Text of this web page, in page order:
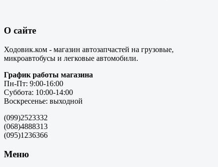
О сайте
Ходовик.ком - магазин автозапчастей на грузовые,
микроавтобусы и легковые автомобили.
График работы магазина
Пн-Пт: 9:00-16:00
Суббота: 10:00-14:00
Воскресенье: выходной
(099)2523332
(068)4888313
(095)1236366
Меню